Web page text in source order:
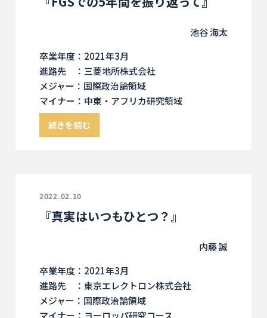
池谷 海太
卒業年度：2021年3月
進路先 ：三菱地所株式会社
メジャー：国際政治論領域
マイナー：中東・アフリカ研究領域
続きを読む
2022.02.10
『真実はいつもひとつ？』
内藤 誠
卒業年度：2021年3月
進路先 ：東京エレクトロン株式会社
メジャー：国際政治論領域
マイナー：ヨーロッパ研究コース